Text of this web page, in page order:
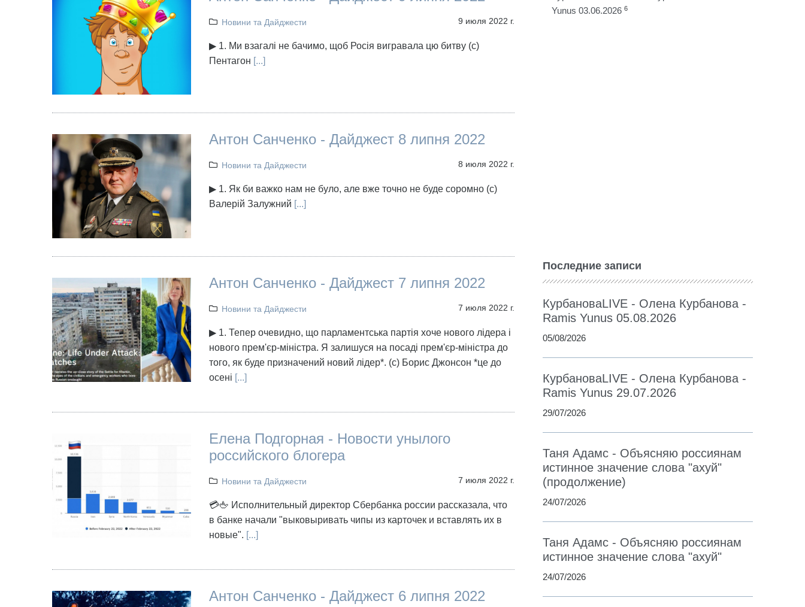
Новини та Дайджести 9 июля 2022 г.
▶ 1. Ми взагалі не бачимо, щоб Росія вигравала цю битву (с)
Пентагон [...]
Антон Санченко - Дайджест 8 липня 2022
Новини та Дайджести 8 июля 2022 г.
▶ 1. Як би важко нам не було, але вже точно не буде соромно (с)
Валерій Залужний [...]
Антон Санченко - Дайджест 7 липня 2022
Новини та Дайджести 7 июля 2022 г.
▶ 1. Тепер очевидно, що парламентська партія хоче нового лідера і
нового прем'єр-міністра. Я залишуся на посаді прем'єр-міністра до
того, як буде призначений новий лідер*. (с) Борис Джонсон *це до
осені [...]
Елена Подгорная - Новости унылого
российского блогера
Новини та Дайджести 7 июля 2022 г.
💳🖕 Исполнительный директор Сбербанка россии рассказала, что
в банке начали "выковыривать чипы из карточек и вставлять их в
новые". [...]
Антон Санченко - Дайджест 6 липня 2022
Yunus 03.06.2026 6
Последние записи
КурбановаLIVE - Олена Курбанова -
Ramis Yunus 05.08.2026
05/08/2026
КурбановаLIVE - Олена Курбанова -
Ramis Yunus 29.07.2026
29/07/2026
Таня Адамс - Объясняю россиянам
истинное значение слова "ахуй"
(продолжение)
24/07/2026
Таня Адамс - Объясняю россиянам
истинное значение слова "ахуй"
24/07/2026